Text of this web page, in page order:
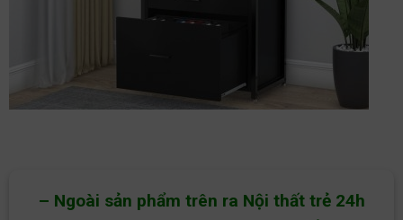
– Ngoài sản phẩm trên ra Nội thất trẻ 24h